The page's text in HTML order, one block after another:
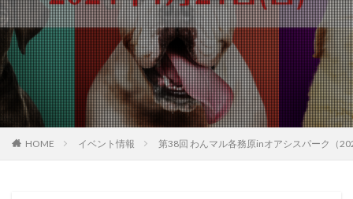
HOME イベント情報 第38回 わんマル各務原inオアシスパーク（